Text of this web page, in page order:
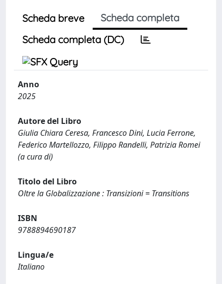
Scheda breve
Scheda completa
Scheda completa (DC)
Anno
2025
Autore del Libro
Giulia Chiara Ceresa, Francesco Dini, Lucia Ferrone,
Federico Martellozzo, Filippo Randelli, Patrizia Romei
(a cura di)
Titolo del Libro
Oltre la Globalizzazione : Transizioni = Transitions
ISBN
9788894690187
Lingua/e
Italiano